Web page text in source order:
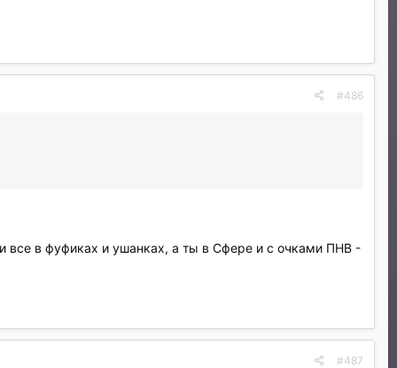
#486
все в фуфиках и ушанках, а ты в Сфере и с очками ПНВ -
#487